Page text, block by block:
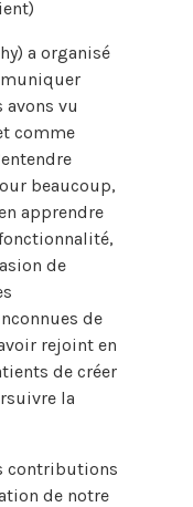
a organisé
vu
comme
beaucoup,
apprendre
de
de
rejoint en
de créer
la
contributions
de notre